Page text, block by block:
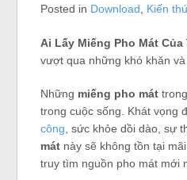
Posted in Download Kiến
Ai Lấy Miếng Pho Mát Của
vượt qua những khó khăn
Những miếng pho mát
trong cuộc sống. Khát vọng
công , sức khỏe dồi dào, sự
mátnày sẽ không tồn tại
truy tìm nguồn pho mát mới